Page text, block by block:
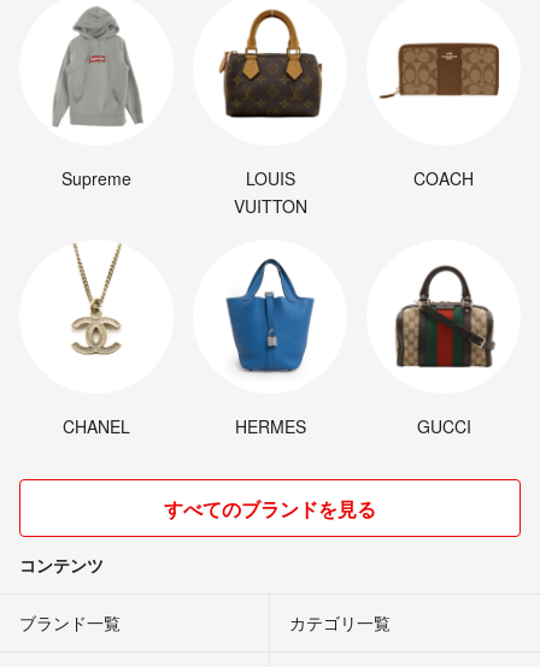
Supreme
LOUIS
VUITTON
COACH
CHANEL HERMES GUCCI
すべてのブランドを見る
コンテンツ
ブランド一覧 カテゴリ一覧